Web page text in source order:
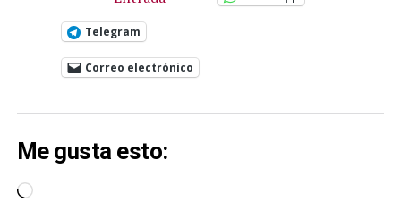
Telegram
Correo electrónico
Me gusta esto:
Cargando...